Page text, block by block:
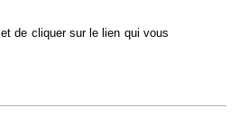
et de cliquer sur le lien qui vous